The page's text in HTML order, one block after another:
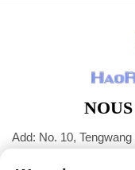
Add: No. 10,